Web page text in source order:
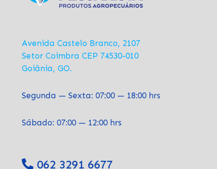
Avenida Castelo Branco, 2107
Setor Coimbra CEP 74530-010
Goiânia, GO.
Segunda — Sexta: 07:00 — 18:00 hrs
Sábado: 07:00 — 12:00 hrs
062 3291 6677